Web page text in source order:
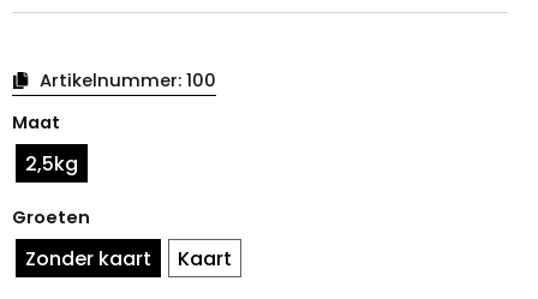
Artikelnummer: 100
Maat
2,5kg
Groeten
Zonder kaart Kaart
groen
achthoekig
hoeveelheid